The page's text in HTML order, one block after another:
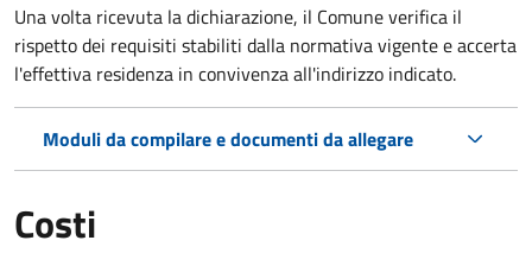
Una volta ricevuta la dichiarazione, il Comune verifica il
rispetto dei requisiti stabiliti dalla normativa vigente e accerta
l'effettiva residenza in convivenza all'indirizzo indicato.
Moduli da compilare e documenti da allegare
Costi